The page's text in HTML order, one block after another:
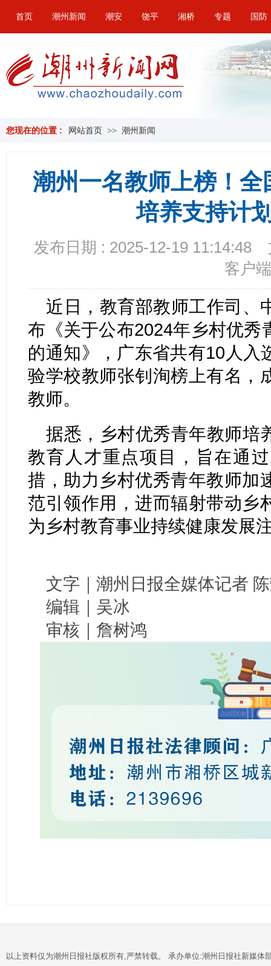
首页 潮州新闻 潮安 饶平 湘桥 专题 国防
您现在的位置 : 网站首页 >> 潮州新闻
潮州一名教师上榜！
培养支持计
发布日期 : 2025-12-19 11:14:48
客户端
近日，教育部教师工作司、
布《关于公布2024年乡村优秀
的通知》，广东省共有10人入
验学校教师张钊洵榜上有名，
教师。
据悉，乡村优秀青年教师培
教育人才重点项目，旨在通
措，助力乡村优秀青年教师加
范引领作用，进而辐射带动乡
为乡村教育事业持续健康发展
文字｜潮州日报全媒体记者
编辑｜吴冰
审核｜詹树鸿
以上资料仅为潮州日报社版权所有,严禁转载。 承办单位:潮州日报社新媒体